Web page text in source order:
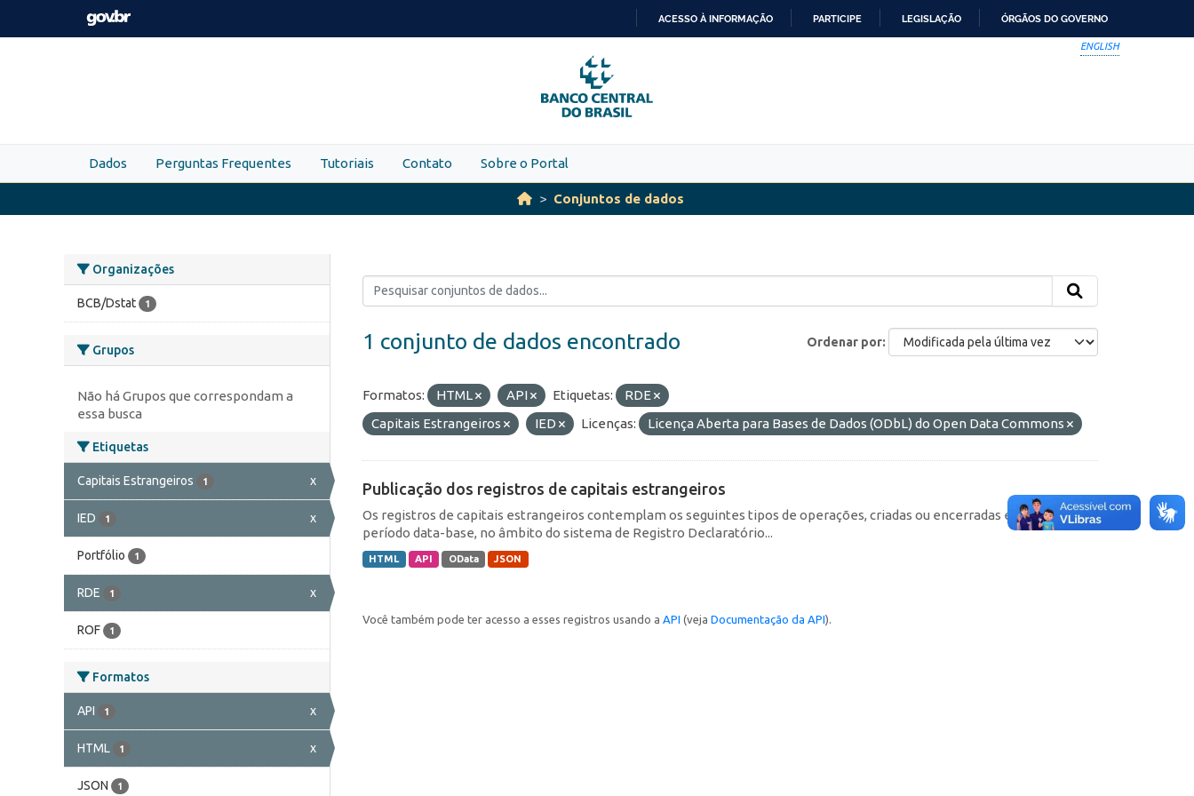
Skip to main content
PARA
O
CONTEÚDO
ACESSO À INFORMAÇÃO PARTICIPE LEGISLAÇÃO ÓRGÃOS DO GOVERNO
ENGLISH
Dados Perguntas Frequentes Tutoriais Contato Sobre o Portal
Conjuntos de dados
Organizações
BCB/Dstat 1
Grupos
Não há Grupos que correspondam a
essa busca
Etiquetas
Capitais Estrangeiros 1 x
IED 1 x
Portfólio 1
RDE 1 x
ROF 1
Formatos
API 1 x
HTML 1 x
JSON 1
Ordenar por
1 conjunto de dados encontrado
Formatos: HTML API Etiquetas:
RDE
Capitais Estrangeiros
IED Licenças: Licença Aberta para Bases de Dados (ODbL) do Open Data Commons
Publicação dos registros de capitais estrangeiros
Os registros de capitais estrangeiros contemplam os seguintes tipos de operações, criadas ou encerradas em cada
período data-base, no âmbito do sistema de Registro Declaratório...
HTML API OData JSON
Você também pode ter acesso a esses registros usando a API (veja Documentação da API).